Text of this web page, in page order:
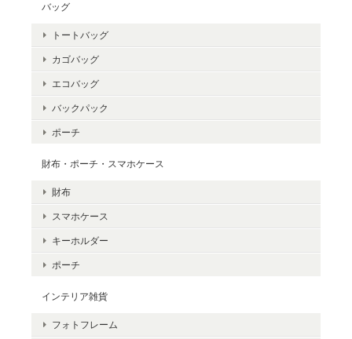
バッグ
トートバッグ
カゴバッグ
エコバッグ
バックパック
ポーチ
財布・ポーチ・スマホケース
財布
スマホケース
キーホルダー
ポーチ
インテリア雑貨
フォトフレーム